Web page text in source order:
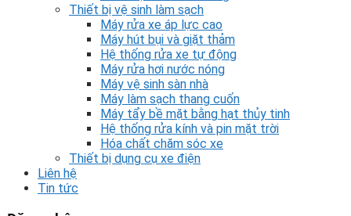
Thiết bị vệ sinh làm sạch
Máy rửa xe áp lực cao
Máy hút bụi và giặt thảm
Hệ thống rửa xe tự động
Máy rửa hơi nước nóng
Máy vệ sinh sàn nhà
Máy làm sạch thang cuốn
Máy tẩy bề mặt bằng hạt thủy tinh
Hệ thống rửa kính và pin mặt trời
Hóa chất chăm sóc xe
Thiết bị dụng cụ xe điện
Liên hệ
Tin tức